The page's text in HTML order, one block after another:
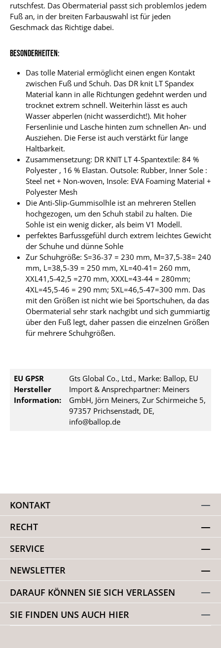
rutschfest. Das Obermaterial passt sich problemlos jedem
Fuß an, in der breiten Farbauswahl ist für jeden
Geschmack das Richtige dabei.
Besonderheiten:
Das tolle Material ermöglicht einen engen Kontakt
zwischen Fuß und Schuh. Das DR knit LT Spandex
Material kann in alle Richtungen gedehnt werden und
trocknet extrem schnell. Weiterhin lässt es auch
Wasser abperlen (nicht wasserdicht!). Mit hoher
Fersenlinie und Lasche hinten zum schnellen An- und
Ausziehen. Die Ferse ist auch verstärkt für lange
Haltbarkeit.
Zusammensetzung: DR KNIT LT 4-Spantextile: 84 %
Polyester , 16 % Elastan. Outsole: Rubber, Inner Sole :
Steel net + Non-woven, Insole: EVA Foaming Material +
Polyester Mesh
Die Anti-Slip-Gummisolhle ist an mehreren Stellen
hochgezogen, um den Schuh stabil zu halten. Die
Sohle ist ein wenig dicker, als beim V1 Modell.
perfektes Barfussgefühl durch extrem leichtes Gewicht
der Schuhe und dünne Sohle
Zur Schuhgröße: S=36-37 = 230 mm, M=37,5-38= 240
mm, L=38,5-39 = 250 mm, XL=40-41= 260 mm,
XXL41,5-42,5 =270 mm, XXXL=43-44 = 280mm;
4XL=45,5-46 = 290 mm; 5XL=46,5-47=300 mm. Das
mit den Größen ist nicht wie bei Sportschuhen, da das
Obermaterial sehr stark nachgibt und sich gummiartig
über den Fuß legt, daher passen die einzelnen Größen
für mehrere Schuhgrößen.
EU GPSR
Hersteller
Information:
Gts Global Co., Ltd., Marke: Ballop, EU
Import & Ansprechpartner: Meiners
GmbH, Jörn Meiners, Zur Schirmeiche 5,
97357 Prichsenstadt, DE,
info@ballop.de
KONTAKT
RECHT
SERVICE
NEWSLETTER
DARAUF KÖNNEN SIE SICH VERLASSEN
SIE FINDEN UNS AUCH HIER